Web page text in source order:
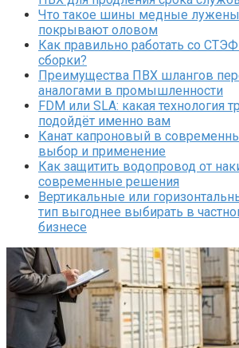
Что такое шины медные
покрывают оловом
Как правильно работать со
сборки?
Преимущества ПВХ шлангов
аналогами в промышленности
FDM или SLA: какая технология
подойдёт именно вам
Канат капроновый в
выбор и применение
Как защитить водопровод от
современные решения
Вертикальные или
тип выгоднее выбирать в
бизнесе